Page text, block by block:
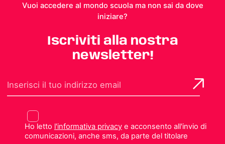
Vuoi accedere al mondo scuola ma non sai da dove
iniziare?
Iscriviti alla nostra
newsletter!
Ho letto l'informativa privacye acconsento all'invio di
comunicazioni, anche sms, da parte del titolare